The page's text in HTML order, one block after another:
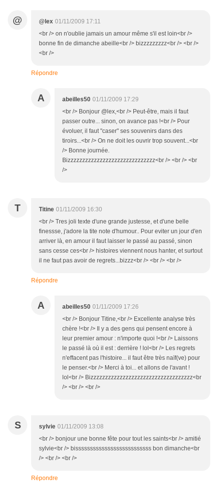
@ @lex 01/11/2009 17:11
<br /> on n'oublie jamais un amour même s'il est loin<br />
bonne fin de dimanche abeille<br /> bizzzzzzzzz<br /> <br />
<br />
Répondre
A abeilles50 01/11/2009 17:29
<br /> Bonjour @lex,<br /> Peut-être, mais il faut
passer outre... sinon, on avance pas !<br /> Pour
évoluer, il faut "caser" ses souvenirs dans des
tiroirs...<br /> On ne doit les ouvrir trop souvent...<br
/> Bonne journée.
Bizzzzzzzzzzzzzzzzzzzzzzzzzzzzzz<br /> <br /> <br
/>
T Titine 01/11/2009 16:30
<br /> Tres joli texte d'une grande justesse, et d'une belle
finessse, j'adore la tite note d'humour.. Pour eviter un jour d'en
arriver là, en amour il faut laisser le passé au passé, sinon
sans cesse ces<br /> histoires viennent nous hanter, et surtout
il ne faut pas avoir de regrets...bizzz<br /> <br /> <br />
Répondre
A abeilles50 01/11/2009 17:26
<br /> Bonjour Titine,<br /> Excellente analyse très
chère !<br /> Il y a des gens qui pensent encore à
leur premier amour : n'importe quoi !<br /> Laissons
le passé là où il est : derrière ! lol<br /> Les regrets
n'effacent pas l'histoire... il faut être très naïf(ve) pour
le penser.<br /> Merci à toi... et allons de l'avant !
lol<br /> Bizzzzzzzzzzzzzzzzzzzzzzzzzzzzzzzzzzz<br
/> <br /> <br />
S sylvie 01/11/2009 13:08
<br /> bonjour une bonne fête pour tout les saints<br /> amitié
sylvie<br /> bissssssssssssssssssssssssss bon dimanche<br
/> <br /> <br />
Répondre